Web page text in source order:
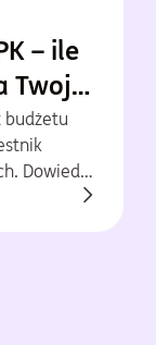
– ile
Twoje
budżetu
Dowiedz